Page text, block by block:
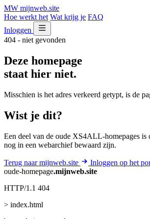
MW mijnweb.site
Hoe werkt het Wat krijg je FAQ
Inloggen
404 - niet gevonden
Deze homepage
staat hier niet.
Misschien is het adres verkeerd getypt, is de
Wist je dit?
Een deel van de oude XS4ALL-homepages
nog in een webarchief bewaard zijn.
Terug naar mijnweb.site
Inloggen op het
oude-homepage.mijnweb.site
HTTP/1.1 404
> index.html